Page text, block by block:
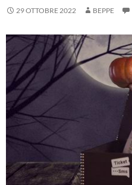
29 OTTOBRE 2022 BEPPE